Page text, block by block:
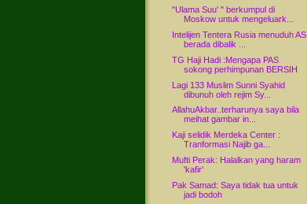
"Ulama Suu' " berkumpul di
Moskow untuk mengeluark...
Intelijen Tentera Rusia menuduh AS
berada dibalik ...
TG Haji Hadi :Mengapa PAS
sokong perhimpunan BERSIH
Lagi 133 Muslim Sunni Syahid
dibunuh oleh rejim Sy...
AllahuAkbar..terharunya saya bila
meihat gambar in...
Kaji selidik Merdeka Center :
Tranformasi Najib ga...
Mufti Perak: Halalkan yang haram
'kafir'
Pak Samad: Saya tidak tua untuk
jadi bodoh